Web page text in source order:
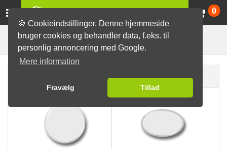
🍪 Cookieindstillinger. Denne hjemmeside
bruger cookies og behandler data, f.eks. til
personlig annoncering med Google.
Mere information
Fravælg Tillad
0
Badges Bøjlelås badges